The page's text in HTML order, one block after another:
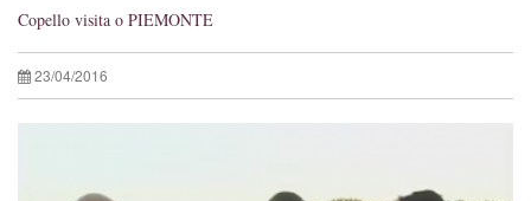
Copello visita o PIEMONTE
23/04/2016